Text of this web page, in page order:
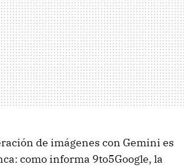
de imágenes con Gemini es
como informa 9to5Google, la